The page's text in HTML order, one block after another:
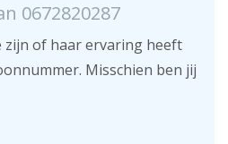
0672820287
zijn of haar ervaring heeft
Misschien ben jij